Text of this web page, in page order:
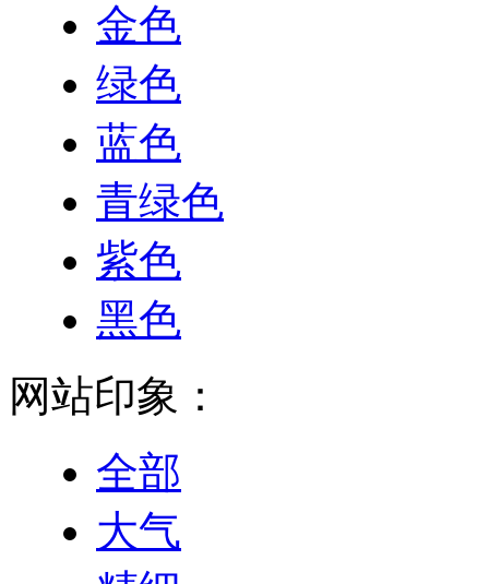
金色
绿色
蓝色
青绿色
紫色
黑色
网站印象：
全部
大气